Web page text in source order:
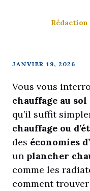
JANVIER 19, 2026
Vous vous
chauffage au
qu’il suffit
chauffage ou
des économies
un plancher
comme les
comment